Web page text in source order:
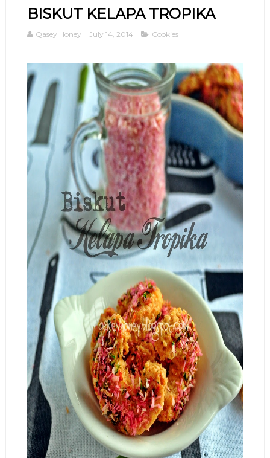
BISKUT KELAPA TROPIKA
Qasey Honey July 14, 2014 Cookies